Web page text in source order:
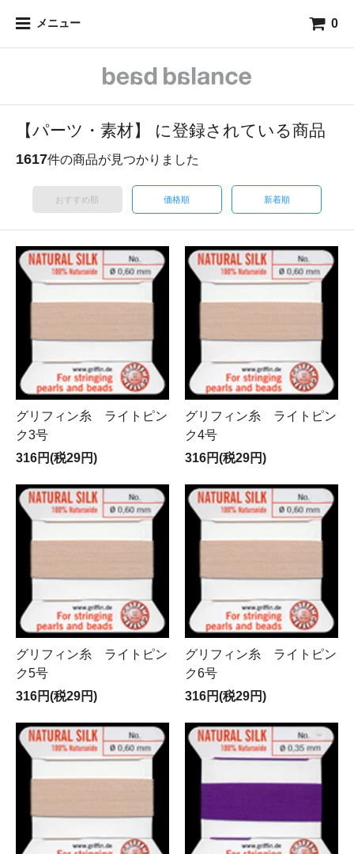
メニュー 0
【パーツ・素材】 に登録されている商品
1617件の商品が見つかりました
おすすめ順 価格順 新着順
グリフィン糸 ライトピン
ク3号
316円(税29円)
グリフィン糸 ライトピン
ク4号
316円(税29円)
グリフィン糸 ライトピン
ク5号
316円(税29円)
グリフィン糸 ライトピン
ク6号
316円(税29円)